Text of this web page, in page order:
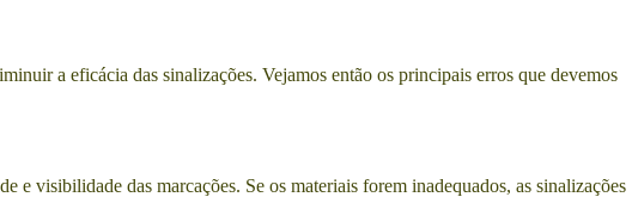
a eficácia das sinalizações. Vejamos então os principais erros que devemos
e visibilidade das marcações. Se os materiais forem inadequados, as sinalizações